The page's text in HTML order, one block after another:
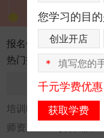
报名优惠：联系咨询老
热门指数：
咨询人数：13564
培训时间：节假日不休
师资力量：
您学习的目的
创业开店
*
千元学费优惠
获取学费